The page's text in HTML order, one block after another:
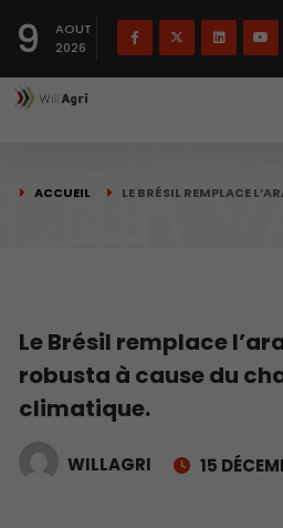
9
AOUT
2026
ACCUEIL LE BRÉSIL REMPLACE
Le Brésil remplace
robusta à cause du
climatique.
WILLAGRI 15
Français